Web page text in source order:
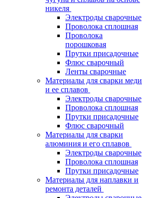
никеля
Электроды сварочные
Проволока сплошная
Проволока
порошковая
Прутки присадочные
Флюс сварочный
Ленты сварочные
Материалы для сварки меди
и ее сплавов
Электроды сварочные
Проволока сплошная
Прутки присадочные
Флюс сварочный
Материалы для сварки
алюминия и его сплавов
Электроды сварочные
Проволока сплошная
Прутки присадочные
Материалы для наплавки и
ремонта деталей